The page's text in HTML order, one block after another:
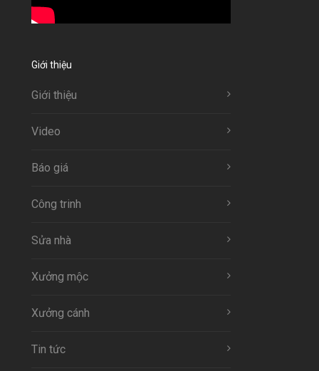
Giới thiệu
Giới thiệu
Video
Báo giá
Công trinh
Sửa nhà
Xưởng mộc
Xưởng cánh
Tin tức